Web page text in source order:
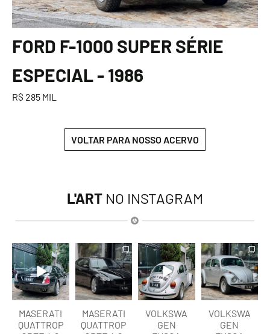
FORD F-1000 SUPER SÉRIE
ESPECIAL - 1986
R$ 285 MIL
VOLTAR PARA NOSSO ACERVO
L'ART NO INSTAGRAM
lart.br
Ago 6
MASERATI
QUATTROP
lart.br
Ago 6
MASERATI
QUATTROP
lart.br
Ago 6
VOLKSWA
GEN
lart.br
Ago 6
VOLKSWA
GEN